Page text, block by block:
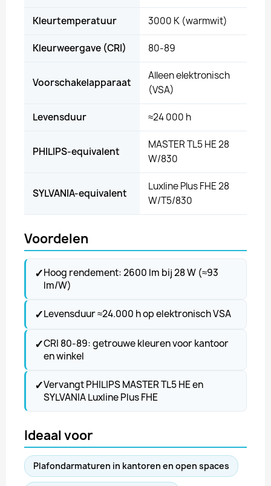
Kleurtemperatuur 3000 K (warmwit)
Kleurweergave (CRI) 80-89
Voorschakelapparaat
Alleen elektronisch
(VSA)
Levensduur ≈24 000 h
PHILIPS-equivalent
MASTER TL5 HE 28
W/830
SYLVANIA-equivalent
Luxline Plus FHE 28
W/T5/830
Voordelen
✓Hoog rendement: 2600 lm bij 28 W (≈93
lm/W)
✓Levensduur ≈24.000 h op elektronisch VSA
✓CRI 80-89: getrouwe kleuren voor kantoor
en winkel
✓Vervangt PHILIPS MASTER TL5 HE en
SYLVANIA Luxline Plus FHE
Ideaal voor
Plafondarmaturen in kantoren en open spaces